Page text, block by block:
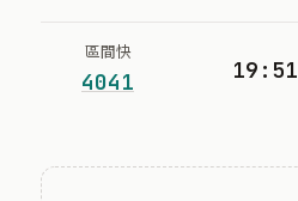
區間快
4041 19:51